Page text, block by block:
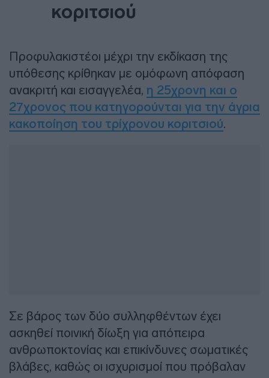
κοριτσιού
Προφυλακιστέοι μέχρι την εκδίκαση της
υπόθεσης κρίθηκαν με ομόφωνη απόφαση
ανακριτή και εισαγγελέα, η 25χρονη και ο
27χρονος που κατηγορούνται για την άγρια
κακοποίηση του τρίχρονου κοριτσιού.
Σε βάρος των δύο συλληφθέντων έχει
ασκηθεί ποινική δίωξη για απόπειρα
ανθρωποκτονίας και επικίνδυνες σωματικές
βλάβες, καθώς οι ισχυρισμοί που πρόβαλαν